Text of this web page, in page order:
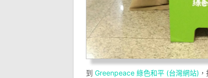
到 Greenpeace 綠色和平 (台灣網站)